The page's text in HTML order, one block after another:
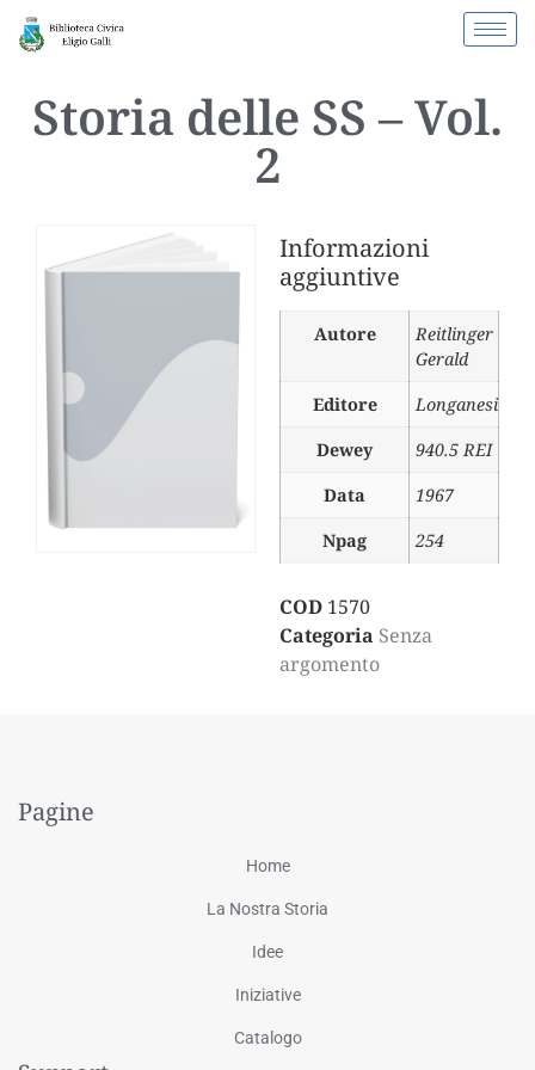
Storia delle SS – Vol.
2
Informazioni
aggiuntive
Autore
Reitlinger
Gerald
Editore
Longanesi
Dewey
940.5 REI
Data
1967
Npag
254
COD 1570
Categoria Senza
argomento
Pagine
Home
La Nostra Storia
Idee
Iniziative
Catalogo